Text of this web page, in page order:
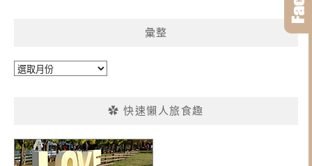
彙整
彙
✿ 快速懶人旅食趣